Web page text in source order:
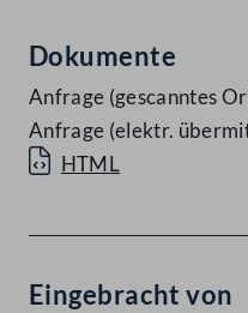
Dokumente
Anfrage (gescanntes
Anfrage (elektr.
HTML
Eingebracht von